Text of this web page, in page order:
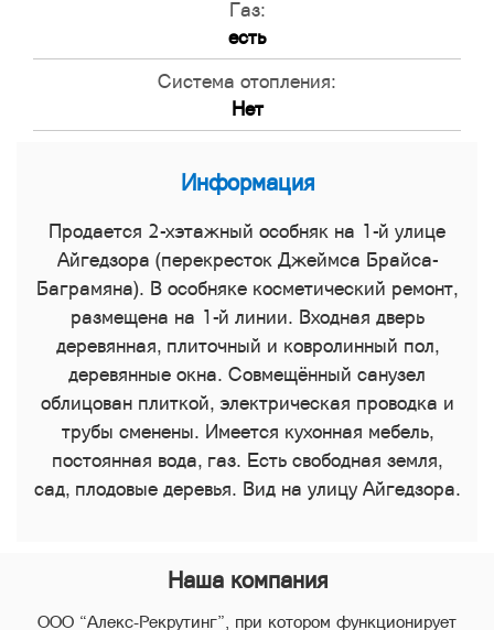
Газ:
есть
Система отопления:
Нет
Информация
Продается 2-хэтажный особняк на 1-й улице
Айгедзора (перекресток Джеймса Брайса-
Баграмяна). В особняке косметический ремонт,
размещена на 1-й линии. Входная дверь
деревянная, плиточный и ковролинный пол,
деревянные окна. Совмещённый санузел
облицован плиткой, электрическая проводка и
трубы сменены. Имеется кухонная мебель,
постоянная вода, газ. Есть свободная земля,
сад, плодовые деревья. Вид на улицу Айгедзора.
Наша компания
ООО “Алекс-Рекрутинг”, при котором функционирует